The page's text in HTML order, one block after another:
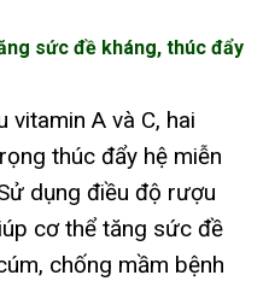
sức đề kháng, thúc đẩy
vitamin A và C, hai
thúc đẩy hệ miễn
dụng điều độ rượu
cơ thể tăng sức đề
chống mầm bệnh